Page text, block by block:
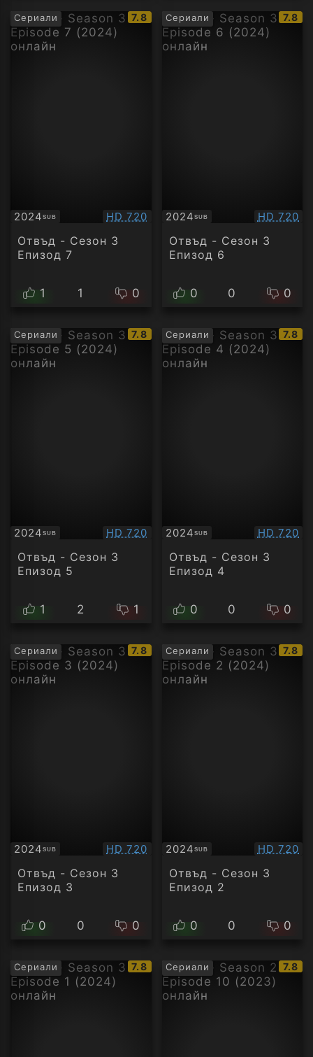
Сериали
IMDb
рейтинг:
7.8
2024SUB
Субтитри Качество:
HD 720
Отвъд - Сезон 3
Епизод 7
1 1 0
Сериали
IMDb
7.8
2024SUB
Субтитри HD 720
Отвъд - Сезон 3
Епизод 6
0 0 0
Сериали
IMDb
рейтинг:
7.8
2024SUB
Субтитри Качество:
HD 720
Отвъд - Сезон 3
Епизод 5
1 2 1
Сериали
IMDb
7.8
2024SUB
Субтитри HD 720
Отвъд - Сезон 3
Епизод 4
0 0 0
Сериали
IMDb
рейтинг:
7.8
2024SUB
Субтитри Качество:
HD 720
Отвъд - Сезон 3
Епизод 3
0 0 0
Сериали
IMDb
7.8
2024SUB
Субтитри HD 720
Отвъд - Сезон 3
Епизод 2
0 0 0
Сериали
IMDb
рейтинг:
7.8 Сериали
IMDb
7.8